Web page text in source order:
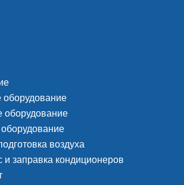
оборудование
воздуха
и заправка кондиционеров